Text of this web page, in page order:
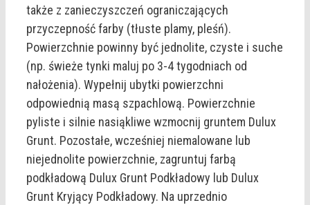
także z zanieczyszczeń ograniczających
przyczepność farby (tłuste plamy, pleśń).
Powierzchnie powinny być jednolite, czyste i suche
(np. świeże tynki maluj po 3-4 tygodniach od
nałożenia). Wypełnij ubytki powierzchni
odpowiednią masą szpachlową. Powierzchnie
pyliste i silnie nasiąkliwe wzmocnij gruntem Dulux
Grunt. Pozostałe, wcześniej niemalowane lub
niejednolite powierzchnie, zagruntuj farbą
podkładową Dulux Grunt Podkładowy lub Dulux
Grunt Kryjący Podkładowy. Na uprzednio